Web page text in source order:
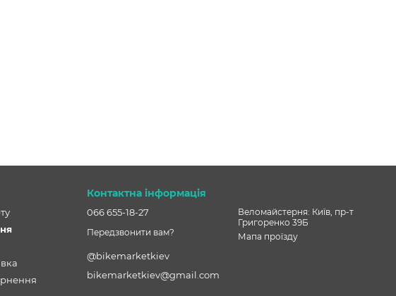
Контактна інформація
066 655-18-27
Передзвонити вам?
@bikemarketkiev
bikemarketkiev@gmail.com
Веломайстерня: Київ, пр-т
Григоренко 39Б
Мапа проїзду